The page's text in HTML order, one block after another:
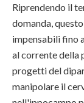
Riprendendo il
domanda,
impensabili fino
al corrente della
progetti del
manipolare il